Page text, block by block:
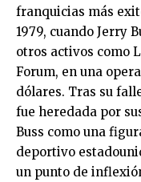
franquicias más
1979, cuando Jerry
otros activos como
Forum, en una
dólares. Tras su
fue heredada por
Buss como una
deportivo
un punto de